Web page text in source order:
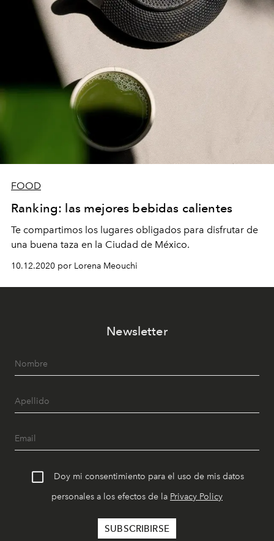
FOOD
Ranking: las mejores bebidas calientes
Te compartimos los lugares obligados para disfrutar de
una buena taza en la Ciudad de México.
10.12.2020 por Lorena Meouchi
Newsletter
Doy mi consentimiento para el uso de mis datos
personales a los efectos de la Privacy Policy